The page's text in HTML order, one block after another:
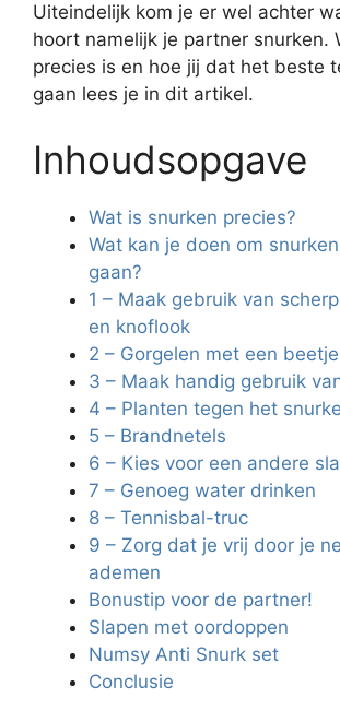
Uiteindelijk kom je er wel achter
hoort namelijk je partner snurken.
precies is en hoe jij dat het beste
gaan lees je in dit artikel.
Inhoudsopgave
Wat is snurken precies?
Wat kan je doen om
gaan?
1 – Maak gebruik van
en knoflook
2 – Gorgelen met een
3 – Maak handig gebruik
4 – Planten tegen het
5 – Brandnetels
6 – Kies voor een andere
7 – Genoeg water drinken
8 – Tennisbal-truc
9 – Zorg dat je vrij door je
ademen
Bonustip voor de partner!
Slapen met oordoppen
Numsy Anti Snurk set
Conclusie